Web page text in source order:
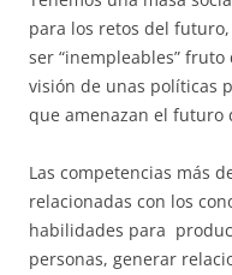
para los retos del
ser “inempleables”
visión de unas políticas
que amenazan el futuro
Las competencias más
relacionadas con los
habilidades para
personas, generar